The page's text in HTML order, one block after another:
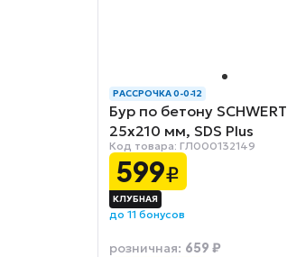
РАССРОЧКА 0-0-12
Бур по бетону SCHWERT
25x210 мм, SDS Plus
Код товара: ГЛ000132149
599₽
до 11 бонусов
розничная: 659 ₽